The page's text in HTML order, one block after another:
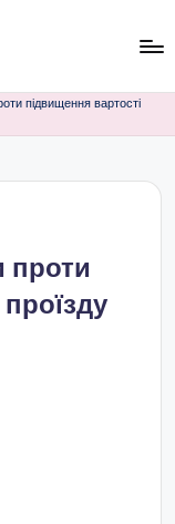
підвищення вартості
проти